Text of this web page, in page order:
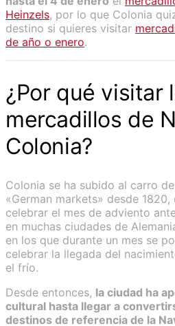
Heinzels, por lo que Colonia
destino si quieres visitar
de año o enero.
¿Por qué visitar
mercadillos de
Colonia?
Colonia se ha subido al carro
«German markets» desde
celebrar el mes de adviento
en muchas ciudades de
en los que durante un mes se
celebrar la llegada del
el frío.
Desde entonces, la ciudad ha
cultural hasta llegar a
destinos de referencia de la